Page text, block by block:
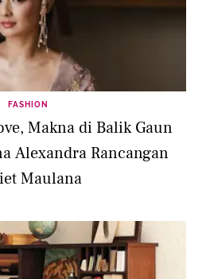
FASHION
Makna di Balik Gaun
Alexandra Rancangan
Maulana